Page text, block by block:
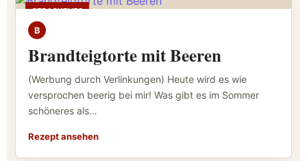
GEBACKENES
B
Brandteigtorte mit Beeren
(Werbung durch Verlinkungen) Heute wird es wie
versprochen beerig bei mir! Was gibt es im Sommer
schöneres als…
Rezept ansehen